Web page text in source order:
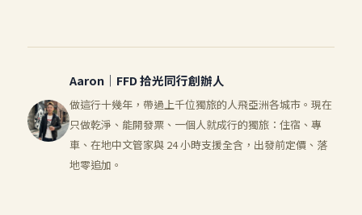
Aaron｜FFD 拾光同行創辦人
做這行十幾年，帶過上千位獨旅的人飛亞洲各城市。現在
只做乾淨、能開發票、一個人就成行的獨旅：住宿、專
車、在地中文管家與 24 小時支援全含，出發前定價、落
地零追加。